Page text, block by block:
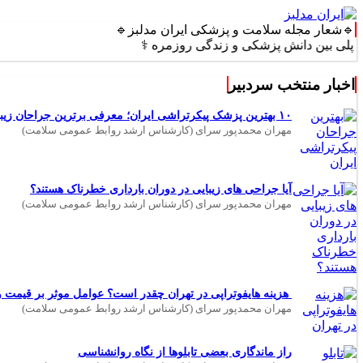
🔹شعار مجله سلامت و پزشکی ایران مدلبز🔹
دانش پزشکی و زندگی روزمره ⚕️
اخبار منتخب سردبیر
۱۰ بهترین پزشک پیکرتراشی ایران؛ معرفی برترین جراحان زیبایی بدن
مهران محمدپور سرای (کارشناس ارشد روابط عمومی سلامت)
آیا جراحی های زیبایی در دوران بارداری خطرناک هستند؟
مهران محمدپور سرای (کارشناس ارشد روابط عمومی سلامت)
هزینه هایفوتراپی در تهران چقدر است؟ عوامل موثر بر قیمت
مهران محمدپور سرای (کارشناس ارشد روابط عمومی سلامت)
راز ماندگاری بعضی تابلوها از نگاه روانشناسی